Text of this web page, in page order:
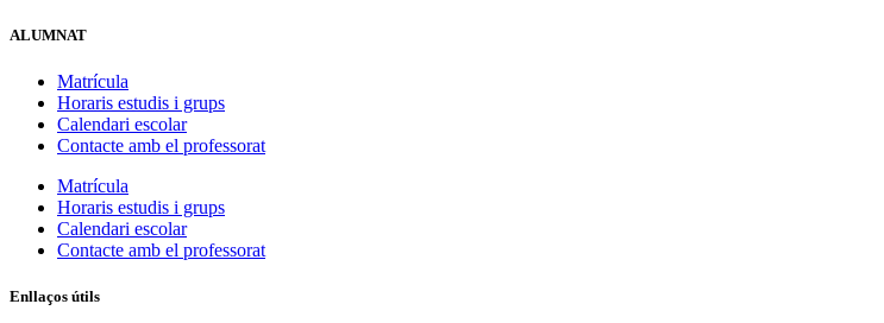
ALUMNAT
Matrícula
Horaris estudis i grups
Calendari escolar
Contacte amb el professorat
Matrícula
Horaris estudis i grups
Calendari escolar
Contacte amb el professorat
Enllaços útils